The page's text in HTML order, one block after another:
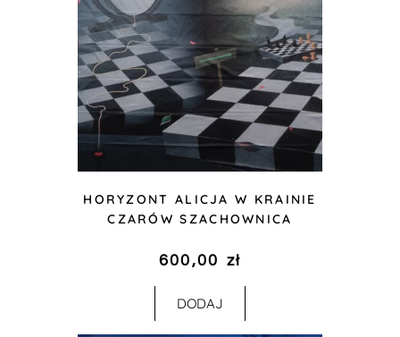
HORYZONT ALICJA W KRAINIE
CZARÓW SZACHOWNICA
600,00 zł
DODAJ